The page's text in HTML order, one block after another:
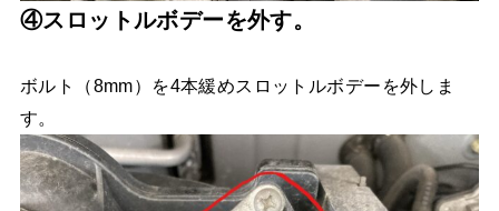
④スロットルボデーを外す。
ボルト（8mm）を4本緩めスロットルボデーを外しま
す。